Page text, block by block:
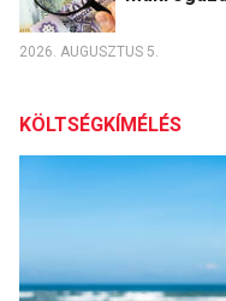
2026. AUGUSZTUS 5.
KÖLTSÉGKÍMÉLÉS